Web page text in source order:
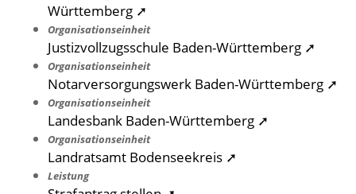
Württemberg ➚
Organisationseinheit
Justizvollzugsschule Baden-Württemberg ➚
Organisationseinheit
Notarversorgungswerk Baden-Württemberg ➚
Organisationseinheit
Landesbank Baden-Württemberg ➚
Organisationseinheit
Landratsamt Bodenseekreis ➚
Leistung